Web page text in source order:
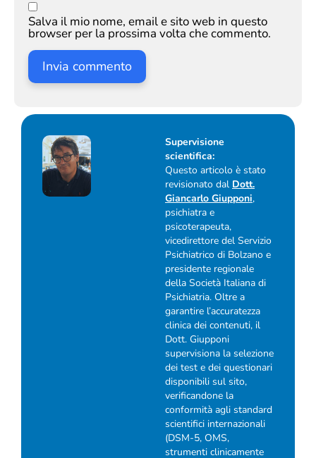
Salva il mio nome, email e sito web in questo
browser per la prossima volta che commento.
Supervisione
scientifica:
Questo articolo è stato
revisionato dal Dott.
Giancarlo Giupponi,
psichiatra e
psicoterapeuta,
vicedirettore del Servizio
Psichiatrico di Bolzano e
presidente regionale
della Società Italiana di
Psichiatria. Oltre a
garantire l’accuratezza
clinica dei contenuti, il
Dott. Giupponi
supervisiona la selezione
dei test e dei questionari
disponibili sul sito,
verificandone la
conformità agli standard
scientifici internazionali
(DSM-5, OMS,
strumenti clinicamente